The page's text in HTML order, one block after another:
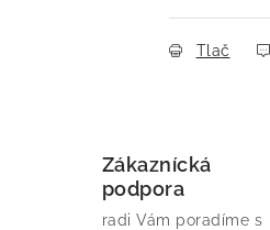
Tlač
Zákaznícká
podpora
radi Vám poradíme s